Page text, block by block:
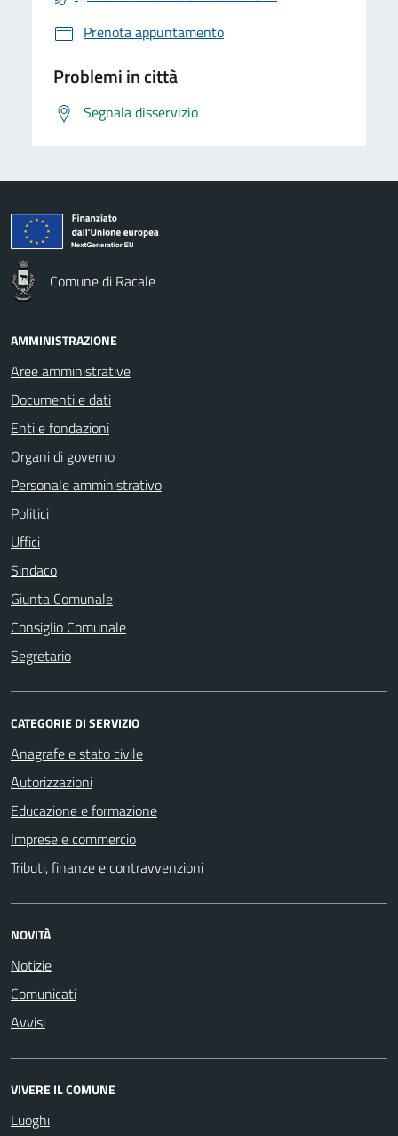
Prenota appuntamento
Problemi in città
Segnala disservizio
Comune di Racale
AMMINISTRAZIONE
Aree amministrative
Documenti e dati
Enti e fondazioni
Organi di governo
Personale amministrativo
Politici
Uffici
Sindaco
Giunta Comunale
Consiglio Comunale
Segretario
CATEGORIE DI SERVIZIO
Anagrafe e stato civile
Autorizzazioni
Educazione e formazione
Imprese e commercio
Tributi, finanze e contravvenzioni
NOVITÀ
Notizie
Comunicati
Avvisi
VIVERE IL COMUNE
Luoghi